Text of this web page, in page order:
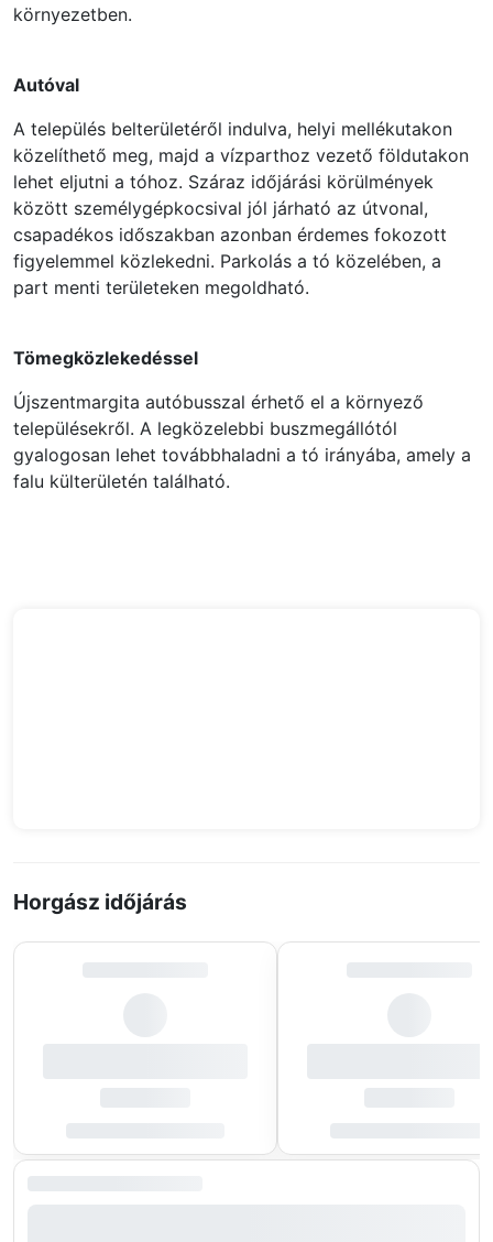
környezetben.
Autóval
A település belterületéről indulva, helyi mellékutakon
közelíthető meg, majd a vízparthoz vezető földutakon
lehet eljutni a tóhoz. Száraz időjárási körülmények
között személygépkocsival jól járható az útvonal,
csapadékos időszakban azonban érdemes fokozott
figyelemmel közlekedni. Parkolás a tó közelében, a
part menti területeken megoldható.
Tömegközlekedéssel
Újszentmargita autóbusszal érhető el a környező
településekről. A legközelebbi buszmegállótól
gyalogosan lehet továbbhaladni a tó irányába, amely a
falu külterületén található.
Horgász időjárás